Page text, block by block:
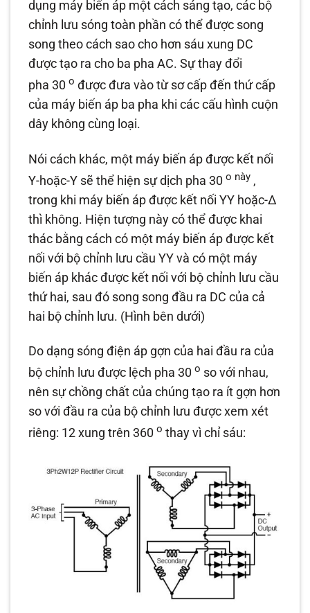
dụng máy biến áp một cách sáng tạo, các bộ
chỉnh lưu sóng toàn phần có thể được song
song theo cách sao cho hơn sáu xung DC
được tạo ra cho ba pha AC. Sự thay đổi
pha 30o được đưa vào từ sơ cấp đến thứ cấp
của máy biến áp ba pha khi các cấu hình cuộn
dây không cùng loại.
Nói cách khác, một máy biến áp được kết nối
Y-hoặc-Y sẽ thể hiện sự dịch pha 30o này ,
trong khi máy biến áp được kết nối YY hoặc-Δ
thì không. Hiện tượng này có thể được khai
thác bằng cách có một máy biến áp được kết
nối với bộ chỉnh lưu cầu YY và có một máy
biến áp khác được kết nối với bộ chỉnh lưu cầu
thứ hai, sau đó song song đầu ra DC của cả
hai bộ chỉnh lưu. (Hình bên dưới)
Do dạng sóng điện áp gợn của hai đầu ra của
bộ chỉnh lưu được lệch pha 30o so với nhau,
nên sự chồng chất của chúng tạo ra ít gợn hơn
so với đầu ra của bộ chỉnh lưu được xem xét
riêng: 12 xung trên 360o thay vì chỉ sáu: